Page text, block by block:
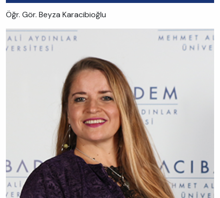
Öğr. Gör. Beyza Karacibioğlu